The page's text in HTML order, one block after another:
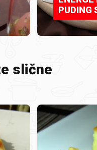
PUDING
slične